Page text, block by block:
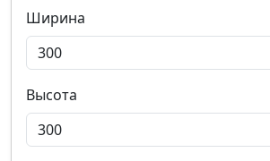
Ширина
Высота